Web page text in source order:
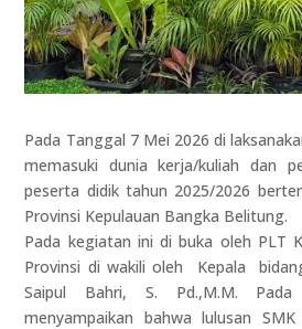
Pada Tanggal 7 Mei 2026 di
memasuki dunia kerja/kuliah dan
peserta didik tahun 2025/2026
Provinsi Kepulauan Bangka Belitung.
Pada kegiatan ini di buka oleh PLT
Provinsi di wakili oleh Kepala
Saipul Bahri, S. Pd.,M.M. Pada
menyampaikan bahwa lulusan